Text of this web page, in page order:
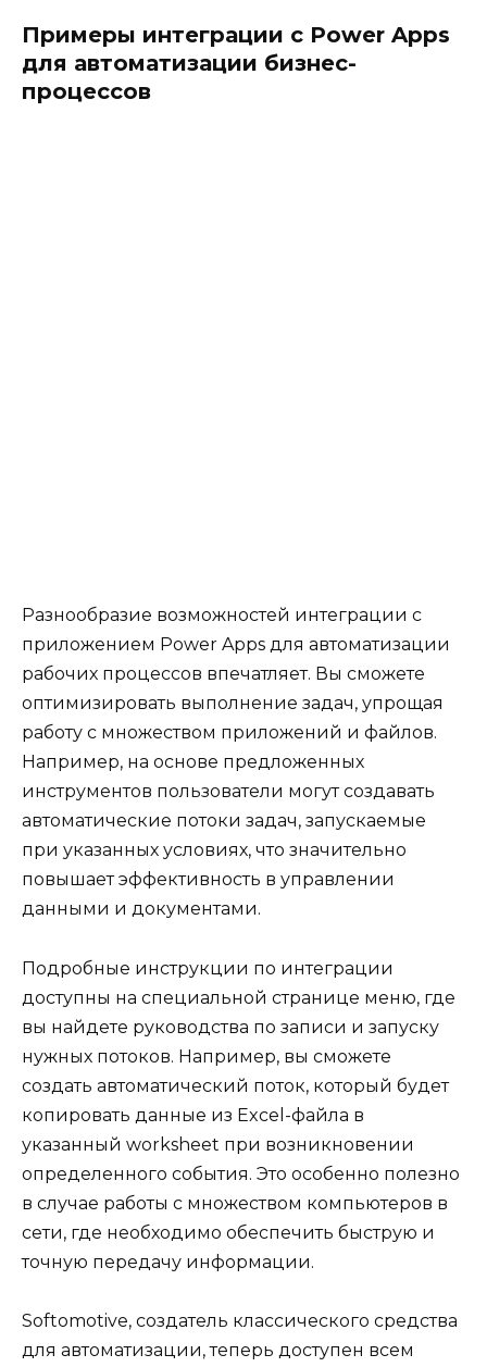
Примеры интеграции с Power Apps
для автоматизации бизнес-
процессов
Разнообразие возможностей интеграции с
приложением Power Apps для автоматизации
рабочих процессов впечатляет. Вы сможете
оптимизировать выполнение задач, упрощая
работу с множеством приложений и файлов.
Например, на основе предложенных
инструментов пользователи могут создавать
автоматические потоки задач, запускаемые
при указанных условиях, что значительно
повышает эффективность в управлении
данными и документами.
Подробные инструкции по интеграции
доступны на специальной странице меню, где
вы найдете руководства по записи и запуску
нужных потоков. Например, вы сможете
создать автоматический поток, который будет
копировать данные из Excel-файла в
указанный worksheet при возникновении
определенного события. Это особенно полезно
в случае работы с множеством компьютеров в
сети, где необходимо обеспечить быструю и
точную передачу информации.
Softomotive, создатель классического средства
для автоматизации, теперь доступен всем